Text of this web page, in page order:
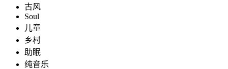
古风
Soul
儿童
乡村
助眠
纯音乐